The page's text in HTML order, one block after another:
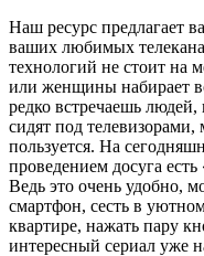
Наш ресурс предлагает
ваших любимых
технологий не стоит на
или женщины набирает
редко встречаешь людей,
сидят под
пользуется. На
проведением досуга
Ведь это очень удобно,
смартфон, сесть в
квартире, нажать пару
интересный сериал уже